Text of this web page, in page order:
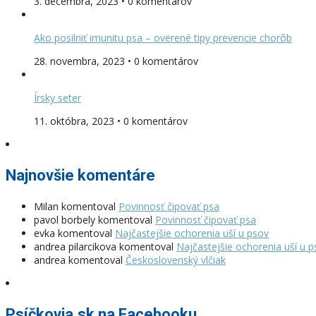
Ako posilniť imunitu psa – overené tipy prevencie chorôb
28. novembra, 2023 • 0 komentárov
Írsky seter
11. októbra, 2023 • 0 komentárov
Najnovšie komentáre
Milan komentoval Povinnosť čipovať psa
pavol borbely komentoval Povinnosť čipovať psa
evka komentoval Najčastejšie ochorenia uší u psov
andrea pilarcikova komentoval Najčastejšie ochorenia uší u
andrea komentoval Československý vlčiak